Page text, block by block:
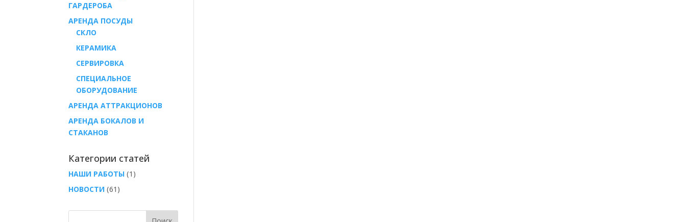
ГАРДЕРОБА
AРЕНДА ПОСУДЫ
СКЛО
КЕРАМИКА
СЕРВИРОВКА
СПЕЦИАЛЬНОЕ
ОБОРУДОВАНИЕ
АРЕНДА АТТРАКЦИОНОВ
АРЕНДА БОКАЛОВ И
СТАКАНОВ
Категории статей
НАШИ РАБОТЫ (1)
НОВОСТИ (61)